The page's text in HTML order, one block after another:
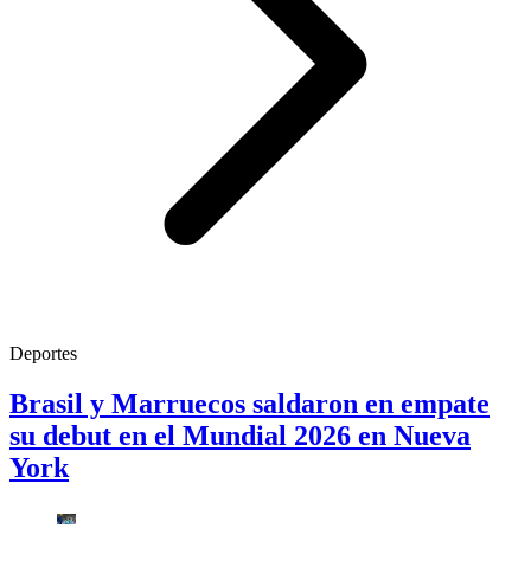
Deportes
Brasil y Marruecos saldaron en empate
su debut en el Mundial 2026 en Nueva
York